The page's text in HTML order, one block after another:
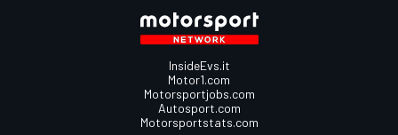
InsideEvs.it
Motor1.com
Motorsportjobs.com
Autosport.com
Motorsportstats.com